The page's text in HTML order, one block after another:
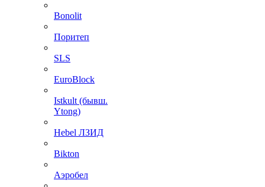
Bonolit
Поритеп
SLS
EuroBlock
Istkult (бывш.
Ytong)
Hebel ЛЗИД
Bikton
Аэробел